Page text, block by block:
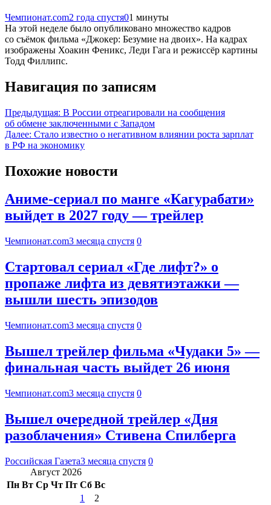
Чемпионат.com2 года спустя01 минуты
На этой неделе было опубликовано множество кадров
со съёмок фильма «Джокер: Безумие на двоих». На кадрах
изображены Хоакин Феникс, Леди Гага и режиссёр картины
Тодд Филлипс.
Навигация по записям
Предыдущая: В России отреагировали на сообщения
об обмене заключенными с Западом
Далее: Стало известно о негативном влиянии роста зарплат
в РФ на экономику
Похожие новости
Аниме-сериал по манге «Кагурабати»
выйдет в 2027 году — трейлер
Чемпионат.com3 месяца спустя 0
Стартовал сериал «Где лифт?» о
пропаже лифта из девятиэтажки —
вышли шесть эпизодов
Чемпионат.com3 месяца спустя 0
Вышел трейлер фильма «Чудаки 5» —
финальная часть выйдет 26 июня
Чемпионат.com3 месяца спустя 0
Вышел очередной трейлер «Дня
разоблачения» Стивена Спилберга
Российская Газета3 месяца спустя 0
Август 2026
Пн Вт Ср Чт Пт Сб Вс
1
2